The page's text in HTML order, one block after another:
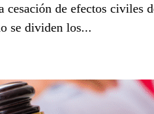
de efectos civiles
se dividen los...